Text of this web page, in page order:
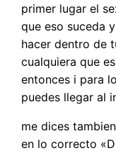
primer lugar el
que eso suceda
hacer dentro de
cualquiera que
entonces i para
puedes llegar al
me dices
en lo correcto